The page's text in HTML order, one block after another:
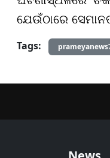
ଯେଉଁଠାରେ
Tags: